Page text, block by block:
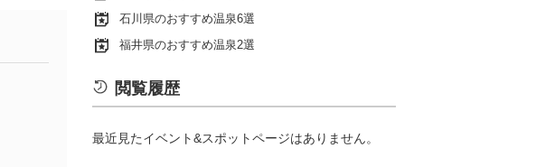
石川県のおすすめ温泉6選
福井県のおすすめ温泉2選
閲覧履歴
最近見たイベント&スポットページはありません。